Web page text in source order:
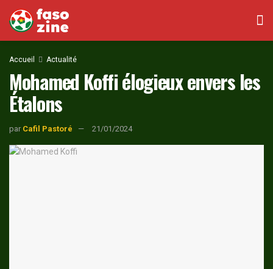
Accueil Actualité
Mohamed Koffi élogieux envers les
Étalons
par Cafil Pastoré 21/01/2024